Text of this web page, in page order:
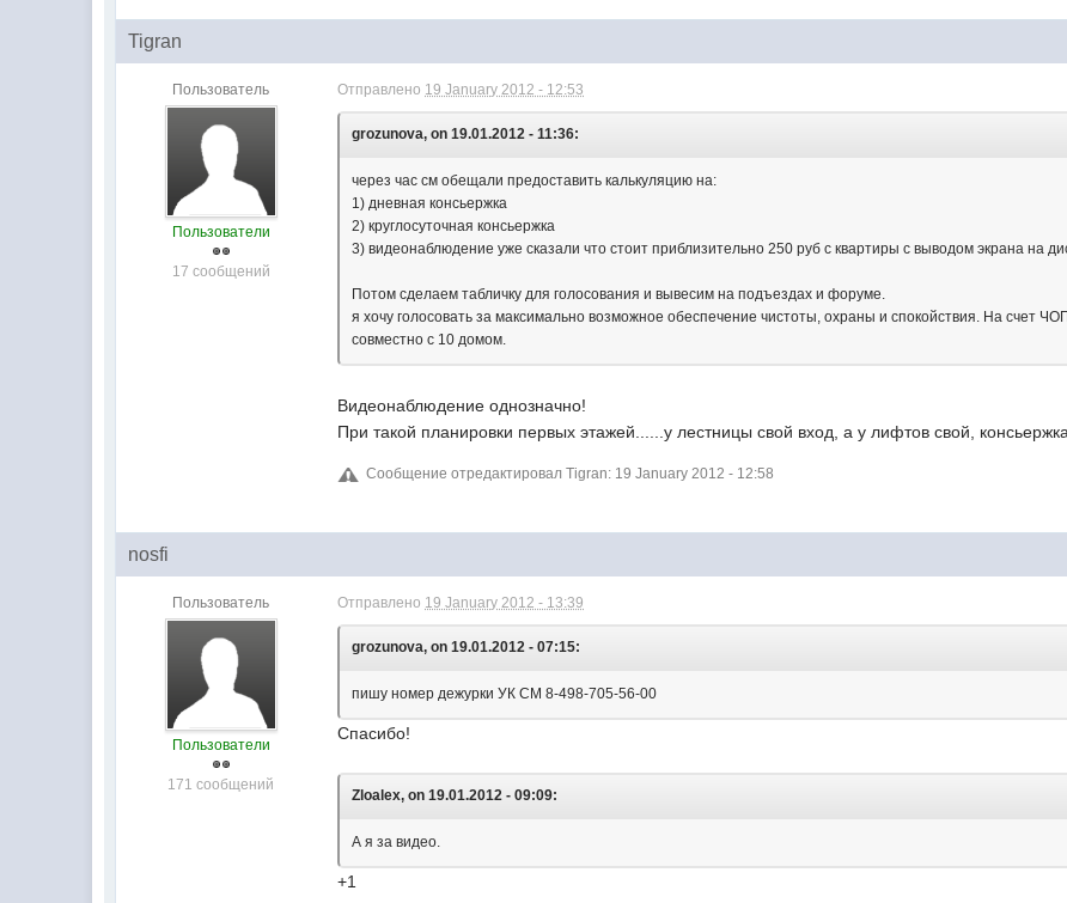
Tigran
Пользователь
Пользователи
17 сообщений
Отправлено 19 January 2012 - 12:53
grozunova, on 19.01.2012 - 11:36:
через час см обещали предоставить калькуляцию на:
1) дневная консьержка
2) круглосуточная консьержка
3) видеонаблюдение уже сказали что стоит приблизительно 250 руб с квартиры с выводом экрана на
Потом сделаем табличку для голосования и вывесим на подъездах и форуме.
я хочу голосовать за максимально возможное обеспечение чистоты, охраны и спокойствия. На счет
совместно с 10 домом.
Видеонаблюдение однозначно!
При такой планировки первых этажей......у лестницы свой вход, а у лифтов свой,
Сообщение отредактировал Tigran: 19 January 2012 - 12:58
nosfi
Пользователь
Пользователи
171 сообщений
Отправлено 19 January 2012 - 13:39
grozunova, on 19.01.2012 - 07:15:
пишу номер дежурки УК СМ 8-498-705-56-00
Спасибо!
Zloalex, on 19.01.2012 - 09:09:
А я за видео.
+1